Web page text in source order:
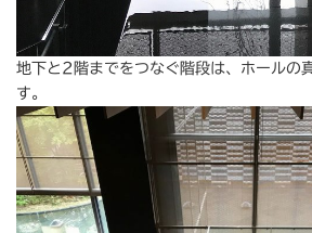
地下と2階までをつなぐ階段は、ホールの
す。